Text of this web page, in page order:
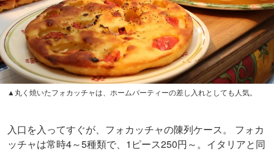
▲丸く焼いたフォカッチャは、ホームパーティーの差し入れとしても人気。
入口を入ってすぐが、フォカッチャの陳列ケース。 フォカ
ッチャは常時4～5種類で、1ピース250円～。イタリアと同